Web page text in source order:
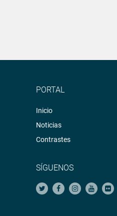
PORTAL
Inicio
Noticias
Contrastes
SÍGUENOS